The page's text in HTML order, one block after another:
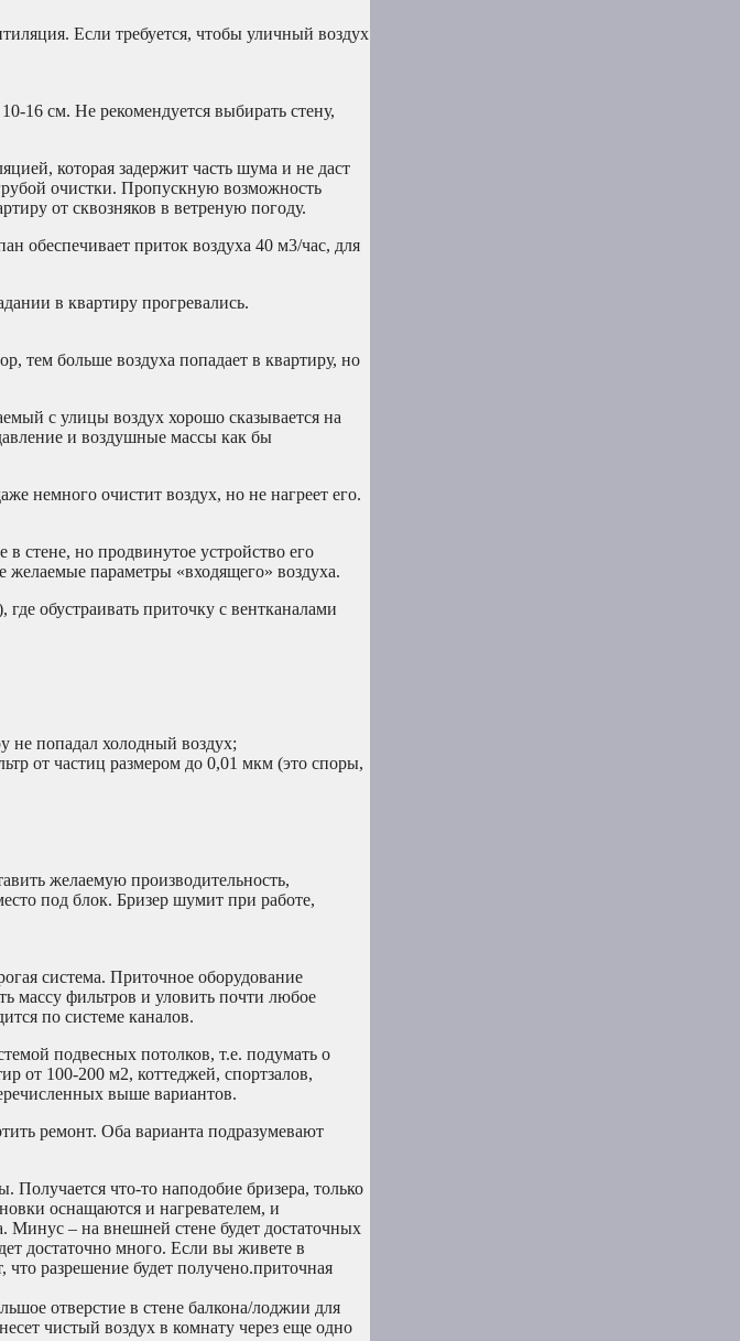
Если требуется, чтобы уличный воздух
16 см. Не рекомендуется выбирать стену,
которая задержит часть шума и не даст
очистки. Пропускную возможность
от сквозняков в ветреную погоду.
обеспечивает приток воздуха 40 м3/час, для
в квартиру прогревались.
тем больше воздуха попадает в квартиру, но
с улицы воздух хорошо сказывается на
и воздушные массы как бы
немного очистит воздух, но не нагреет его.
стене, но продвинутое устройство его
желаемые параметры «входящего» воздуха.
обустраивать приточку с вентканалами
не попадал холодный воздух;
от частиц размером до 0,01 мкм (это споры,
желаемую производительность,
под блок. Бризер шумит при работе,
система. Приточное оборудование
массу фильтров и уловить почти любое
по системе каналов.
подвесных потолков, т.е. подумать о
от 100-200 м2, коттеджей, спортзалов,
выше вариантов.
ремонт. Оба варианта подразумевают
что-то наподобие бризера, только
оснащаются и нагревателем, и
– на внешней стене будет достаточных
достаточно много. Если вы живете в
разрешение будет получено.приточная
отверстие в стене балкона/лоджии для
чистый воздух в комнату через еще одно